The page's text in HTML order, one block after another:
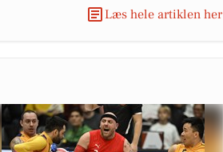
Læs hele artiklen her